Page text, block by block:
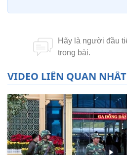
VIDEO LIÊN QUAN NHẤT